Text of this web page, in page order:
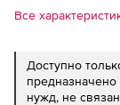
Все
Доступно
нужд, не